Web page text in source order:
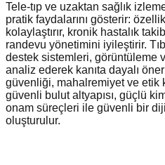
Tele-tıp ve uzaktan sağlık
pratik faydalarını gösterir:
kolaylaştırır, kronik hastalık
randevu yönetimini iyileştirir.
destek sistemleri, görüntüleme
analiz ederek kanıta dayalı
güvenliği, mahalremiyet ve etik
güvenli bulut altyapısı, güçlü
onam süreçleri ile güvenli bir
oluşturulur.